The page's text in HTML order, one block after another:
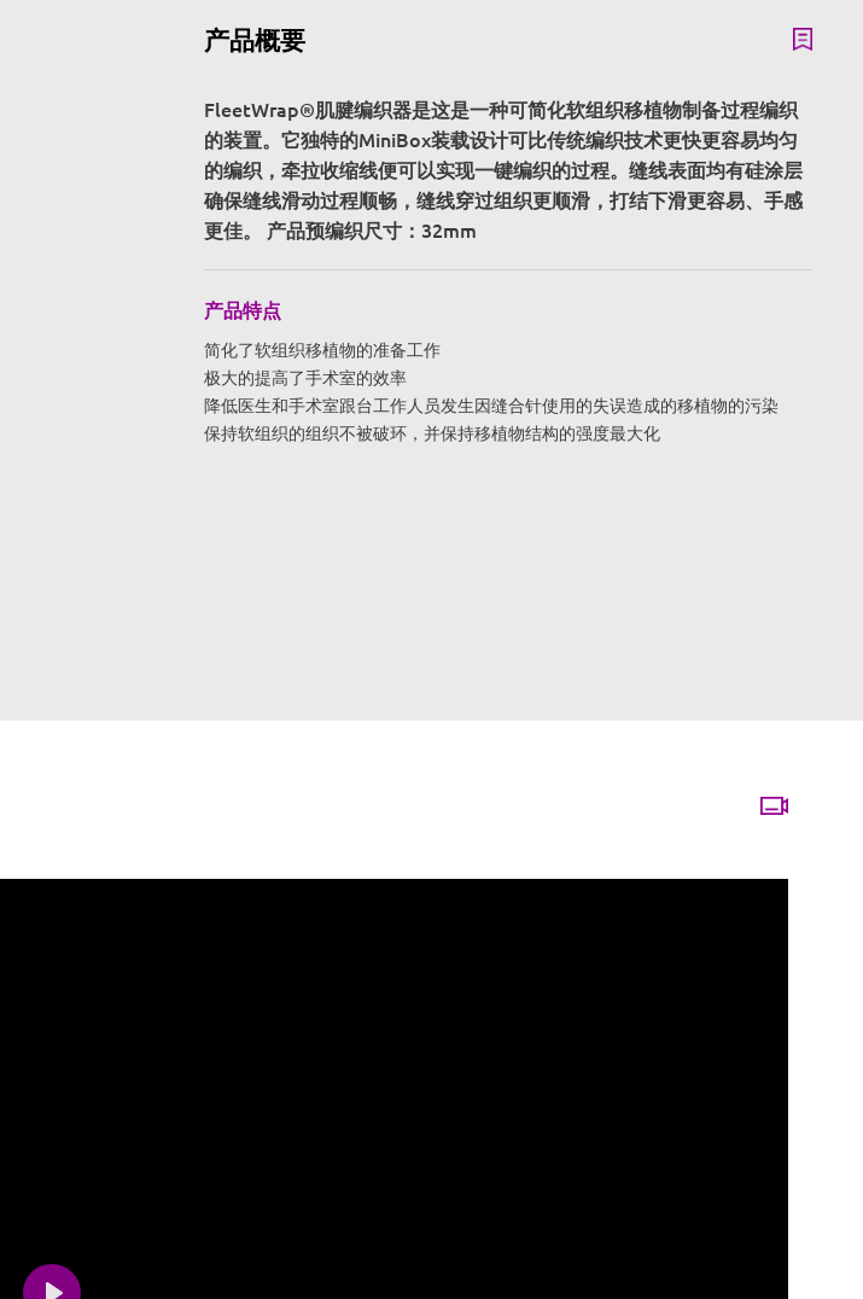
产品概要
FleetWrap®肌腱编织器是这是一种可简化软组织移植物制备过程编织
的装置。它独特的MiniBox装载设计可比传统编织技术更快更容易均匀
的编织，牵拉收缩线便可以实现一键编织的过程。缝线表面均有硅涂层
确保缝线滑动过程顺畅，缝线穿过组织更顺滑，打结下滑更容易、手感
更佳。 产品预编织尺寸：32mm
产品特点
简化了软组织移植物的准备工作
极大的提高了手术室的效率
降低医生和手术室跟台工作人员发生因缝合针使用的失误造成的移植物的污染
保持软组织的组织不被破环，并保持移植物结构的强度最大化